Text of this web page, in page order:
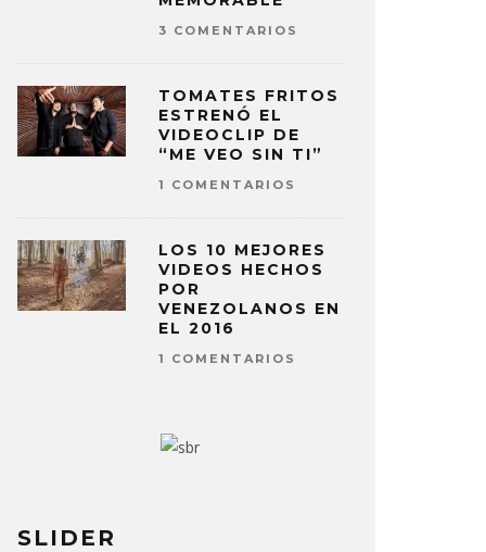
3 COMENTARIOS
TOMATES FRITOS
ESTRENÓ EL
VIDEOCLIP DE
“ME VEO SIN TI”
1 COMENTARIOS
LOS 10 MEJORES
VIDEOS HECHOS
POR
VENEZOLANOS EN
EL 2016
1 COMENTARIOS
SLIDER